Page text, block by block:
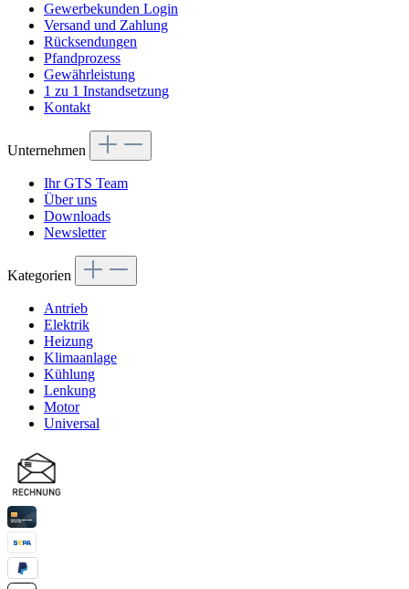
Gewerbekunden Login
Versand und Zahlung
Rücksendungen
Pfandprozess
Gewährleistung
1 zu 1 Instandsetzung
Kontakt
Unternehmen
Ihr GTS Team
Über uns
Downloads
Newsletter
Kategorien
Antrieb
Elektrik
Heizung
Klimaanlage
Kühlung
Lenkung
Motor
Universal